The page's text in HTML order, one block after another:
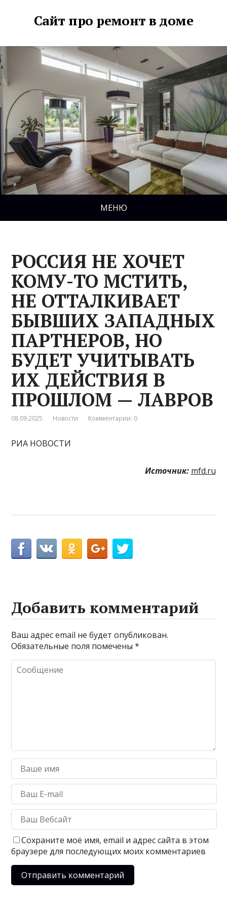
Сайт про ремонт в доме
МЕНЮ
РОССИЯ НЕ ХОЧЕТ
КОМУ-ТО МСТИТЬ,
НЕ ОТТАЛКИВАЕТ
БЫВШИХ ЗАПАДНЫХ
ПАРТНЕРОВ, НО
БУДЕТ УЧИТЫВАТЬ
ИХ ДЕЙСТВИЯ В
ПРОШЛОМ — ЛАВРОВ
08.09.2025 Новости Комментарии: 0
РИА НОВОСТИ
Источник: mfd.ru
Добавить комментарий
Ваш адрес email не будет опубликован.
Обязательные поля помечены*
Сохраните моё имя, email и адрес сайта в этом
браузере для последующих моих комментариев